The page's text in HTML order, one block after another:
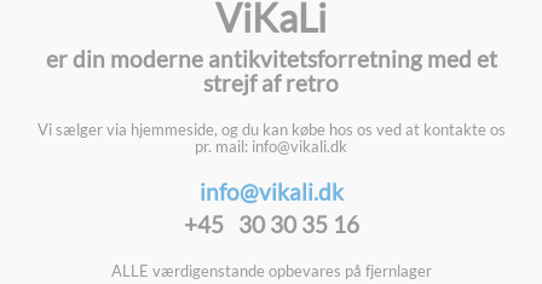
ViKaLi
er din moderne antikvitetsforretning med et
strejf af retro
Vi sælger via hjemmeside, og du kan købe hos os ved at kontakte os
pr. mail: info@vikali.dk
info@vikali.dk
+45 30 30 35 16
ALLE værdigenstande opbevares på fjernlager